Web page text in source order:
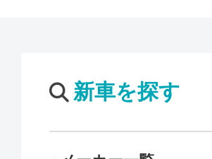
新車を探す